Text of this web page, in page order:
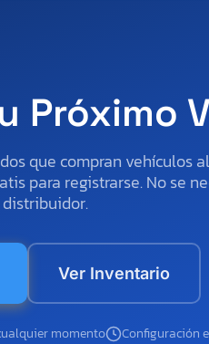
Próximo
que compran vehículos
para registrarse. No se
Ver Inventario
momento Configuración